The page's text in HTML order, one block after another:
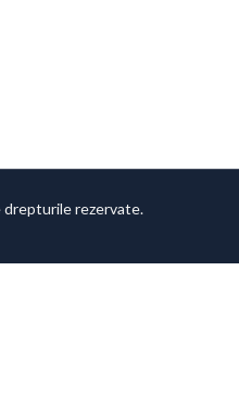
rezervate.